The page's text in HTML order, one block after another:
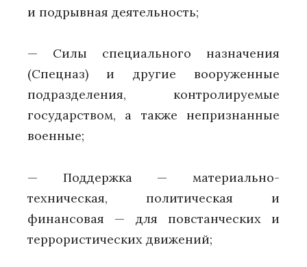
и подрывная деятельность;
— Силы специального назначения
(Спецназ) и другие вооруженные
подразделения, контролируемые
государством, а также непризнанные
военные;
— Поддержка — материально-
техническая, политическая и
финансовая — для повстанческих и
террористических движений;